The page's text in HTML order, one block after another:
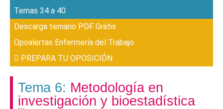
Temas 34 a 40
Descarga temario PDF Gratis
Opoalertas Enfermería del Trabajo
PREPARA TU OPOSICIÓN
Tema 6: Metodología en
investigación y bioestadística